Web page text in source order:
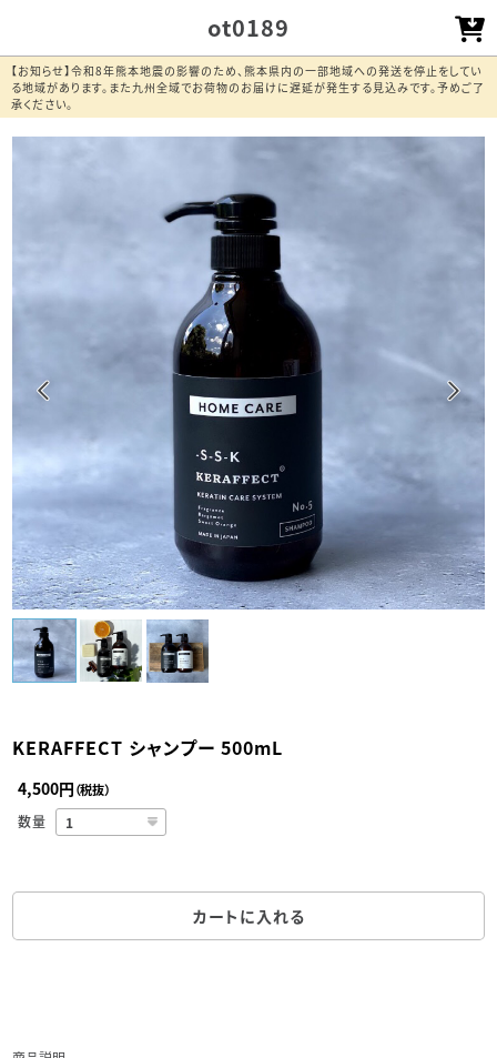
ot0189
【お知らせ】令和8年熊本地震の影響のため、熊本県内の一部地域への発送を停止をしてい
る地域があります。また九州全域でお荷物のお届けに遅延が発生する見込みです。予めご了
承ください。
KERAFFECT シャンプー 500mL
4,500円（税抜）
数量
カートに入れる